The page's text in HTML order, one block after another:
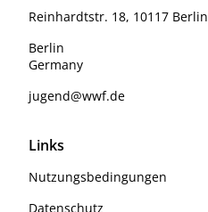
Reinhardtstr. 18, 10117 Berlin
Berlin
Germany
jugend@wwf.de
Links
Nutzungsbedingungen
Datenschutz